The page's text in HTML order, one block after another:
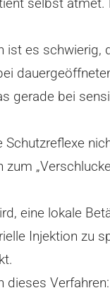
es schwierig,
gerade bei
eine lokale
Injektion zu
dieses